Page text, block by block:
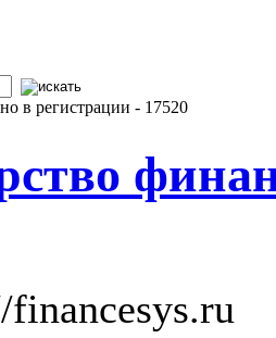
в регистрации - 17520